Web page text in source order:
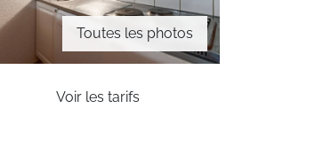
Toutes les photos
Voir les tarifs